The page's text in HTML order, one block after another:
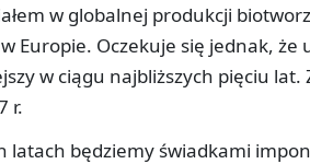
w globalnej produkcji
Europie. Oczekuje się jednak, że
w ciągu najbliższych pięciu
r.
latach będziemy świadkami